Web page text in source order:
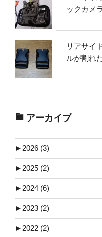
ックカメ
リアサイ
ルが割れ
アーカイブ
►2026 (3)
►2025 (2)
►2024 (6)
►2023 (2)
►2022 (2)